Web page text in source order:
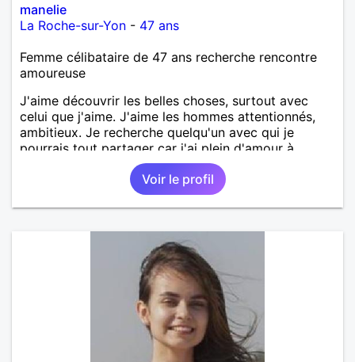
manelie
La Roche-sur-Yon - 47 ans
Femme célibataire de 47 ans recherche rencontre
amoureuse
J'aime découvrir les belles choses, surtout avec
celui que j'aime. J'aime les hommes attentionnés,
ambitieux. Je recherche quelqu'un avec qui je
pourrais tout partager car j'ai plein d'amour à
Voir le profil